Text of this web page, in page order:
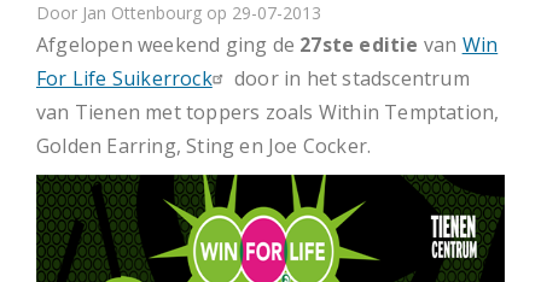
Chui
Door Jan Ottenbourg op 29-07-2013
Afgelopen weekend ging de 27ste editie van Win
For Life Suikerrock
door in het stadscentrum
van Tienen met toppers zoals Within Temptation,
Golden Earring, Sting en Joe Cocker.